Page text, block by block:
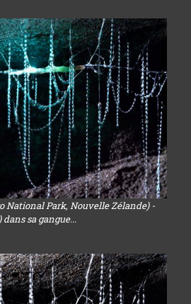
National Park, Nouvelle Zélande) -
sa gangue...